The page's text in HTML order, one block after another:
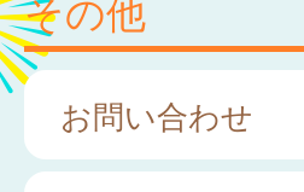
お問い合わせ